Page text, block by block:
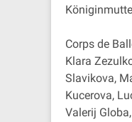
Corps de
Klara
Slavikova,
Kucerova,
Valerij